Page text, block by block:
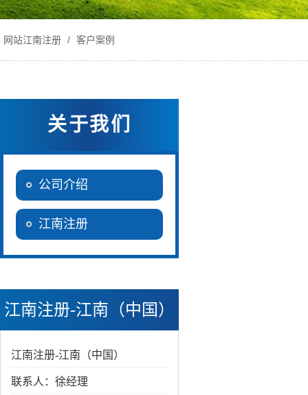
网站江南注册 / 客户案例
关于我们
公司介绍
江南注册
江南注册-江南（中国）
江南注册-江南（中国）
联系人：徐经理